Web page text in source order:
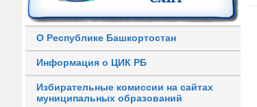
О Республике Башкортостан
Информация о ЦИК РБ
Избирательные комиссии на сайтах
муниципальных образований